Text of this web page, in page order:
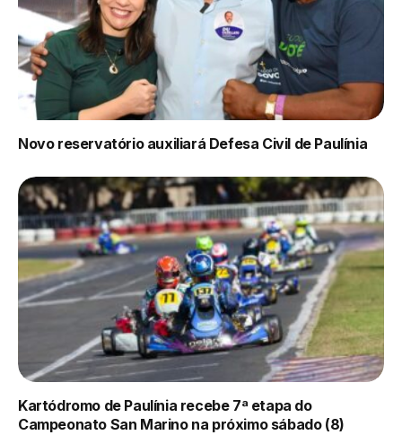
Novo reservatório auxiliará Defesa Civil de Paulínia
Kartódromo de Paulínia recebe 7ª etapa do
Campeonato San Marino na próximo sábado (8)